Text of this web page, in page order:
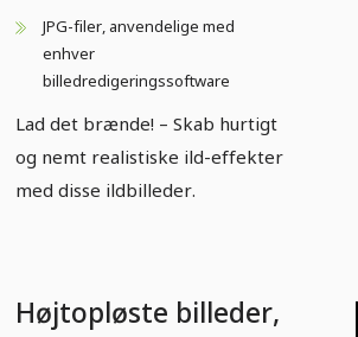
JPG-filer, anvendelige med
enhver
billedredigeringssoftware
Lad det brænde! – Skab hurtigt
og nemt realistiske ild-effekter
med disse ildbilleder.
Højtopløste billeder,